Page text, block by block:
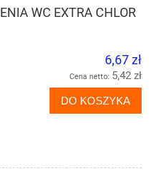
WC EXTRA CHLOR
6,67 zł
Cena netto: 5,42 zł
DO KOSZYKA